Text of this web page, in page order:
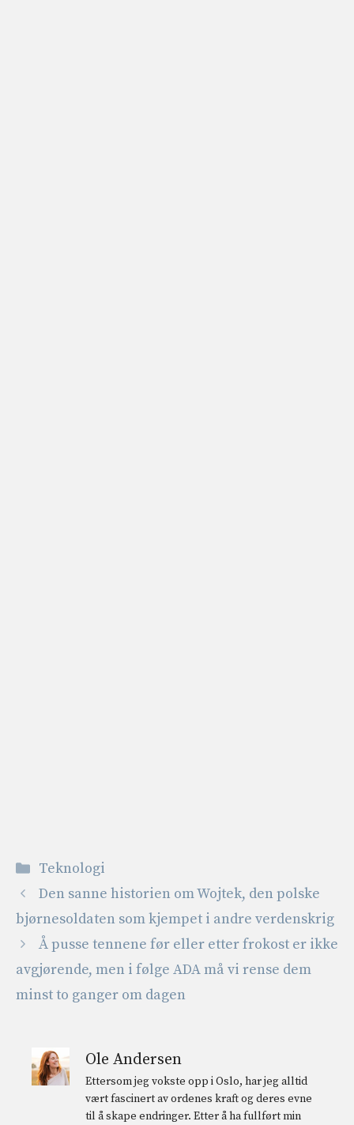
Kategorier
Teknologi
Den sanne historien om Wojtek, den polske
bjørnesoldaten som kjempet i andre verdenskrig
Å pusse tennene før eller etter frokost er ikke
avgjørende, men i følge ADA må vi rense dem
minst to ganger om dagen
Ole Andersen
Ettersom jeg vokste opp i Oslo, har jeg alltid
vært fascinert av ordenes kraft og deres evne
til å skape endringer. Etter å ha fullført min